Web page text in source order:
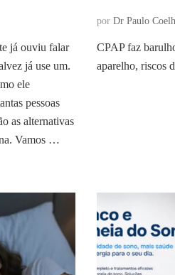
já ouviu falar
já use um.
ele
pessoas
as alternativas
Vamos …
por Dr Paulo
CPAP faz
aparelho, riscos